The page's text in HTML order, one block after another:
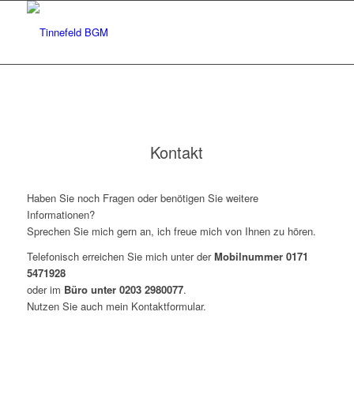
Kontakt
Haben Sie noch Fragen oder benötigen Sie weitere
Informationen?
Sprechen Sie mich gern an, ich freue mich von Ihnen zu hören.
Telefonisch erreichen Sie mich unter derMobilnummer 0171
5471928
oder im Büro unter 0203 2980077.
Nutzen Sie auch mein Kontaktformular.